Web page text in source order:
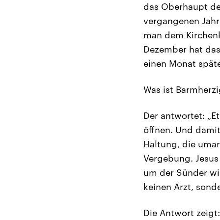
das Oberhaupt
vergangenen
man dem
Dezember hat
einen Monat
Was ist
Der antwortet:
öffnen. Und
Haltung, die
Vergebung.
um der Sünder
keinen Arzt,
Die Antwort